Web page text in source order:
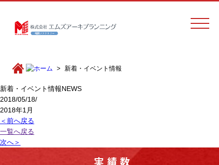
新着・イベント情報
新着・イベント情報NEWS
2018/05/18/
2018年1月
＜前へ戻る
一覧へ戻る
次へ＞